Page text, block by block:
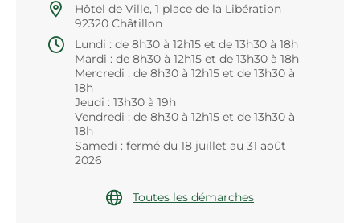
Hôtel de Ville, 1 place de la Libération
92320 Châtillon
Lundi : de 8h30 à 12h15 et de 13h30 à 18h
Mardi : de 8h30 à 12h15 et de 13h30 à 18h
Mercredi : de 8h30 à 12h15 et de 13h30 à
18h
Jeudi : 13h30 à 19h
Vendredi : de 8h30 à 12h15 et de 13h30 à
18h
Samedi : fermé du 18 juillet au 31 août
2026
Toutes les démarches